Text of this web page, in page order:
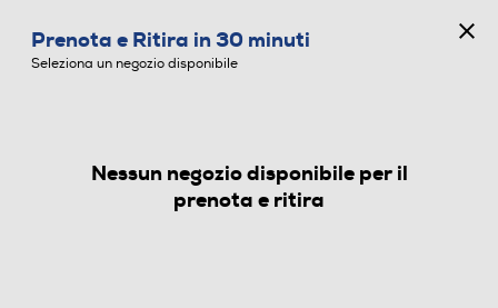
CASSE BLUETOOOTH
Prenota e Ritira in 30 minuti
Seleziona un negozio disponibile
Nessun negozio disponibile per il
prenota e ritira